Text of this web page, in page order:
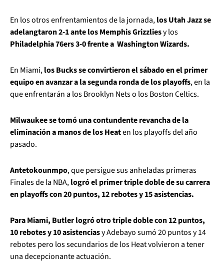
En los otros enfrentamientos de la jornada,los Utah Jazz se
adelangtaron 2-1 ante los Memphis Grizzliesy los
Philadelphia 76ers 3-0 frente a Washington Wizards.
En Miami,los Bucks se convirtieron el sábado en el primer
equipo en avanzar a la segunda ronda de los playoffs, en la
que enfrentarán a los Brooklyn Nets o los Boston Celtics.
Milwaukee se tomó una contundente revancha de la
eliminación a manos de los Heaten los playoffs del año
pasado.
Antetokounmpo, que persigue sus anheladas primeras
Finales de la NBA,logró el primer triple doble de su carrera
en playoffs con 20 puntos, 12 rebotes y 15 asistencias.
Para Miami, Butler logró otro triple doble con 12 puntos,
10 rebotes y 10 asistenciasy Adebayo sumó 20 puntos y 14
rebotes pero los secundarios de los Heat volvieron a tener
una decepcionante actuación.